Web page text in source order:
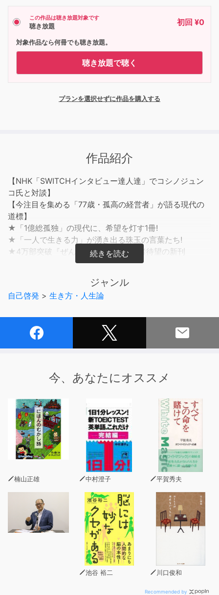
この作品は聴き放題対象です
聴き放題 初回 ¥0
対象作品なら何冊でも聴き放題。
聴き放題で聴く
プランを選択せずに作品を購入する
作品紹介
【NHK「SWITCHインタビュー達人達」でコシノジュン
コ氏と対談】
【今注目を集める「77歳・孤高の経営者」が語る現代の
道標】
★「1億総孤独」の現代に、希望を灯す1冊!
★「一人で生きる力」が湧き出る珠玉の言葉たち!
★4万部突破『ぜんぶ、すてれば』著者待望の新刊
孤児同然の幼少期を過ごしてきた。
◎孤独により自分の感性を信じ、磨き抜くことができる。
自分をもつことができる。
◎他人と物理的・心理的な距離が広がり、
※本書の著者印税は、東方文化地域で支援を必要とする子
供たちへ全額寄付されます
自分のことを、放っておかない。
孤独の時間は、毎日確保する。
あっさりと淡い付き合いでいい。
【目次】
はじめに
1章 孤独からはじめよう
2章 孤独を力に「個」として自立する
3章 孤独が仕事の武器になる
ジャンル
自己啓発 > 生き方・人生論
今、あなたにオススメ
楠山正雄 中村澄子 平賀秀夫
池谷 裕二 川口俊和
Recommended by